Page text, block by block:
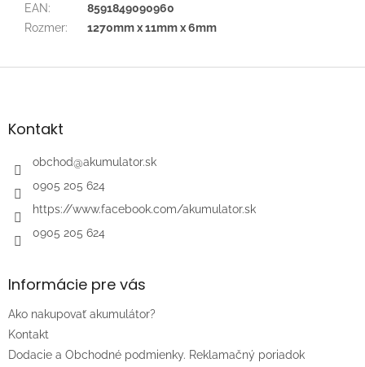
EAN:
8591849090960
Rozmer: 1270mm x 11mm x 6mm
Z
äKontakt
obchod@akumulator.sk
0905 205 624
https://www.facebook.com/akumulator.sk
0905 205 624
Informácie pre vás
Ako nakupovať akumulátor?
Kontakt
Dodacie a Obchodné podmienky. Reklamačný poriadok